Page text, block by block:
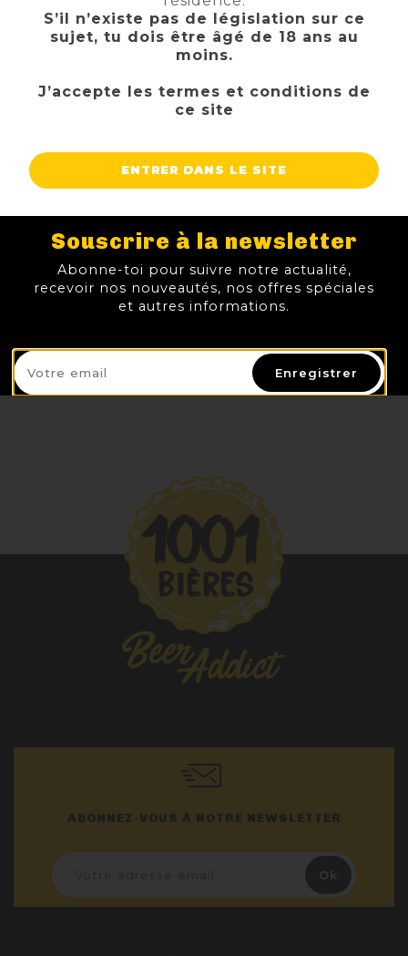
LEFFE RITUEL 6L 9%
43,95 €
TTCPrix
HOEGAARDEN 6L 4.9%
34,95 €
TTCPrix
TRIPLE KARMELIET 6L 8%
42,95 €
TTCPrix
ABONNEZ-VOUS À NOTRE NEWSLETTER
S’il n’existe pas de législation sur ce
sujet, tu dois être âgé de 18 ans au
moins.
J’accepte les termes et conditions de
ce site
ENTRER DANS LE SITE
Souscrire à la newsletter
Abonne-toi pour suivre notre actualité,
recevoir nos nouveautés, nos offres spéciales
et autres informations.
Enregistrer